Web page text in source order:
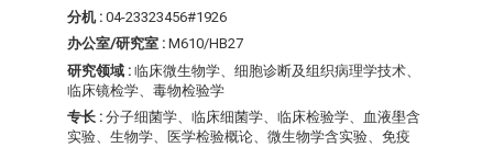
分机 : 04-23323456#1926
办公室/研究室 : M610/HB27
研究领域 : 临床微生物学、细胞诊断及组织病理学技术、
临床镜检学、毒物检验学
专长 : 分子细菌学、临床细菌学、临床检验学、血液壆含
实验、生物学、医学检验概论、微生物学含实验、免疫